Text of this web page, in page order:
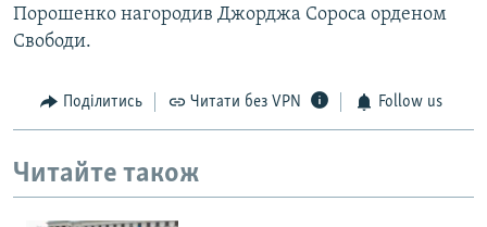
Порошенко нагородив Джорджа Сороса орденом
Свободи.
Поділитись Читати без VPN Follow us
Читайте також